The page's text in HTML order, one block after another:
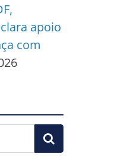
apoio
com